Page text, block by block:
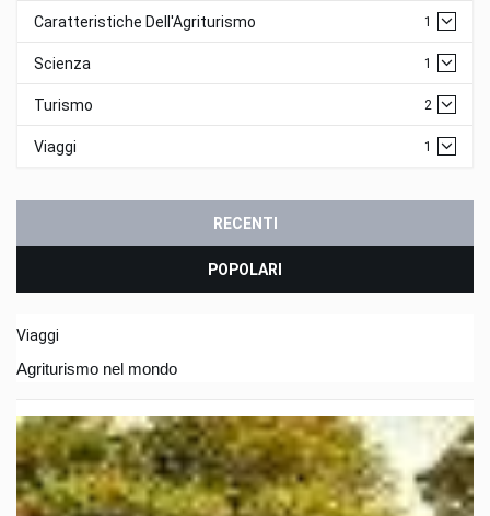
Caratteristiche Dell'Agriturismo 1
Scienza 1
Turismo 2
Viaggi 1
RECENTI
POPOLARI
Viaggi
Agriturismo nel mondo